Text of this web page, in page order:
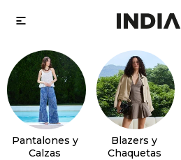

Pantalones y
Calzas
Blazers y
Chaquetas